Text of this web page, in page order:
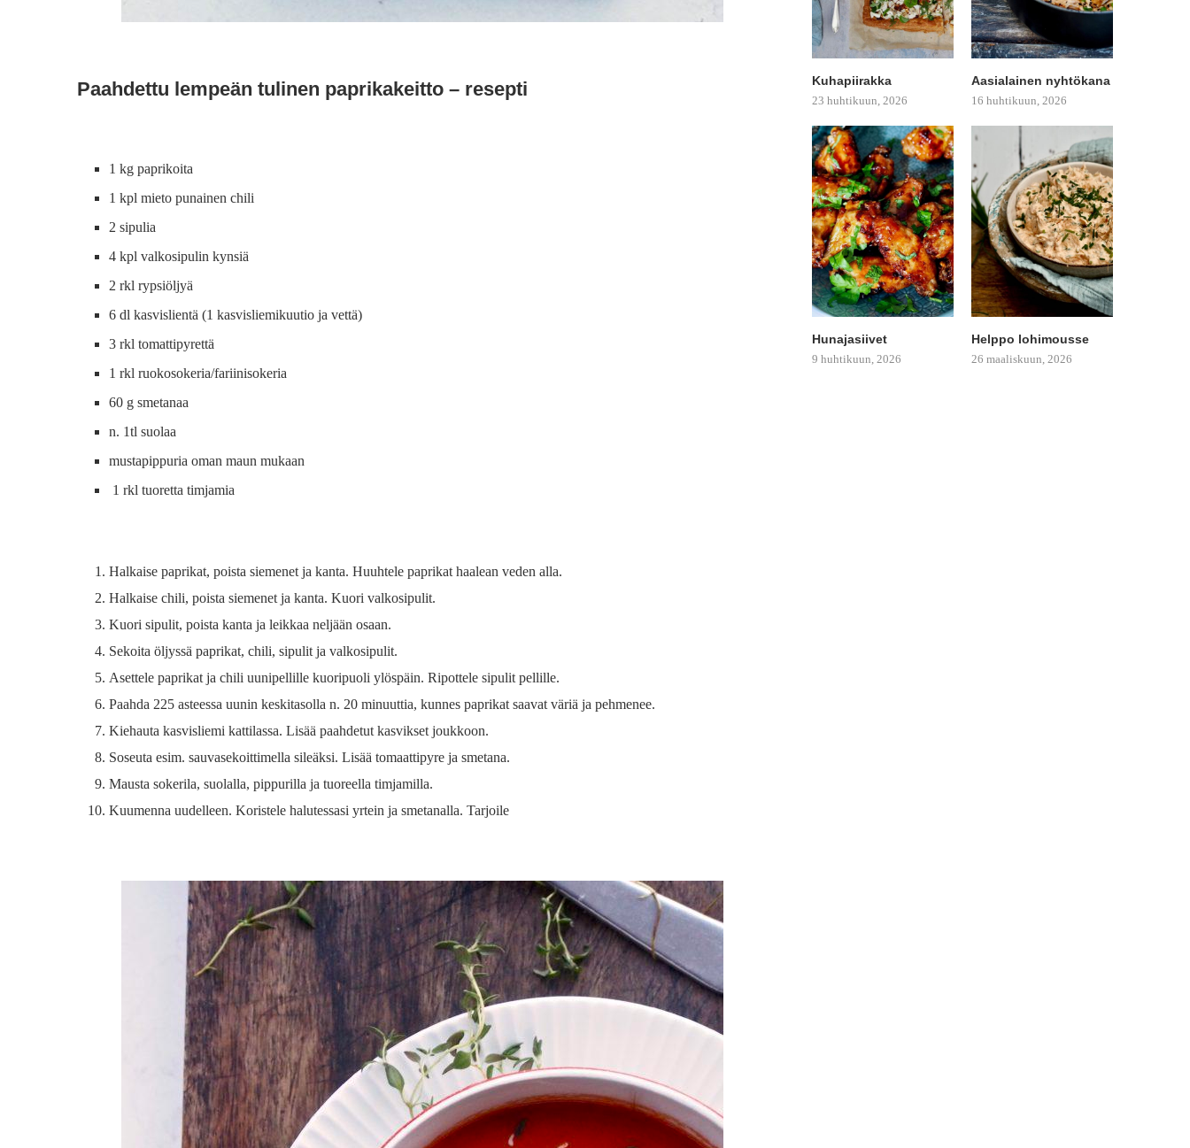
Paahdettu lempeän tulinen paprikakeitto – resepti
1 kg paprikoita
1 kpl mieto punainen chili
2 sipulia
4 kpl valkosipulin kynsiä
2 rkl rypsiöljyä
6 dl kasvislientä (1 kasvisliemikuutio ja vettä)
3 rkl tomattipyrettä
1 rkl ruokosokeria/fariinisokeria
60 g smetanaa
n. 1tl suolaa
mustapippuria oman maun mukaan
1 rkl tuoretta timjamia
Halkaise paprikat, poista siemenet ja kanta. Huuhtele paprikat haalean veden alla.
Halkaise chili, poista siemenet ja kanta. Kuori valkosipulit.
Kuori sipulit, poista kanta ja leikkaa neljään osaan.
Sekoita öljyssä paprikat, chili, sipulit ja valkosipulit.
Asettele paprikat ja chili uunipellille kuoripuoli ylöspäin. Ripottele sipulit pellille.
Paahda 225 asteessa uunin keskitasolla n. 20 minuuttia, kunnes paprikat saavat väriä ja pehmenee.
Kiehauta kasvisliemi kattilassa. Lisää paahdetut kasvikset joukkoon.
Soseuta esim. sauvasekoittimella sileäksi. Lisää tomaattipyre ja smetana.
Mausta sokerila, suolalla, pippurilla ja tuoreella timjamilla.
Kuumenna uudelleen. Koristele halutessasi yrtein ja smetanalla. Tarjoile
Kuhapiirakka
23 huhtikuun, 2026
Aasialainen nyhtökana
16 huhtikuun, 2026
Hunajasiivet
9 huhtikuun, 2026
Helppo lohimousse
26 maaliskuun, 2026